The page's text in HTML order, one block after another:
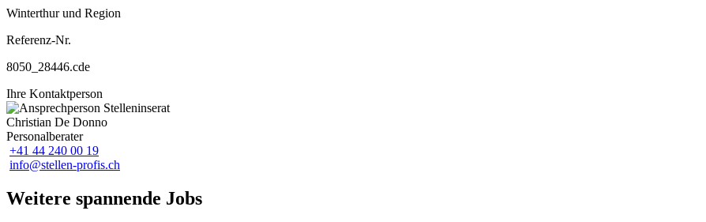
Winterthur und Region
Referenz-Nr.
8050_28446.cde
Ihre Kontaktperson
Christian De Donno
Personalberater
+41 44 240 00 19
info@stellen-profis.ch
Weitere spannende Jobs